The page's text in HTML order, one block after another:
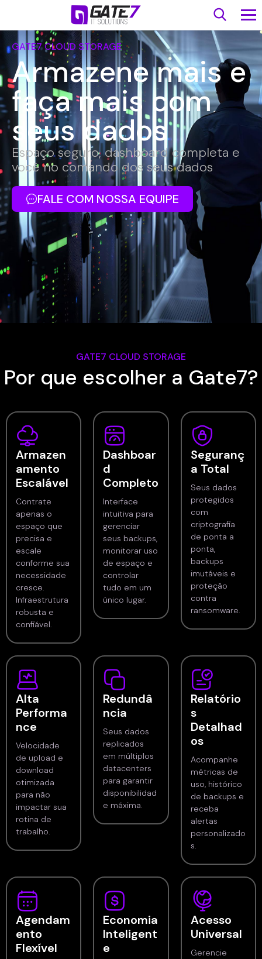
GATE7 CLOUD STORAGE
Armazene mais e
faça mais com
seus dados
Espaço seguro, dashboard completa e
você no comando dos seus dados
FALE COM NOSSA EQUIPE
GATE7 CLOUD STORAGE
Por que escolher a Gate7?
Armazen
amento
Escalável
Contrate
apenas o
espaço que
precisa e
escale
conforme sua
necessidade
cresce.
Infraestrutura
robusta e
confiável.
Dashboar
d
Completo
Interface
intuitiva para
gerenciar
seus backups,
monitorar uso
de espaço e
controlar
tudo em um
único lugar.
Seguranç
a Total
Seus dados
protegidos
com
criptografia
de ponta a
ponta,
backups
imutáveis e
proteção
contra
ransomware.
Alta
Performa
nce
Velocidade
de upload e
download
otimizada
para não
impactar sua
rotina de
trabalho.
Redundâ
ncia
Seus dados
replicados
em múltiplos
datacenters
para garantir
disponibilidad
e máxima.
Relatório
s
Detalhad
os
Acompanhe
métricas de
uso, histórico
de backups e
receba
alertas
personalizado
s.
Agendam
ento
Flexível
Economia
Inteligent
e
Acesso
Universal
Gerencie